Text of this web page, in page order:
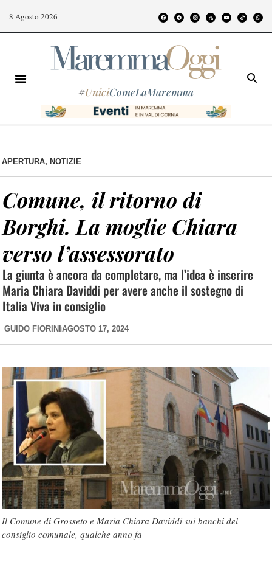
8 Agosto 2026
#UniciComeLaMaremma
APERTURA, NOTIZIE
Comune, il ritorno di
Borghi. La moglie Chiara
verso l’assessorato
La giunta è ancora da completare, ma l’idea è inserire
Maria Chiara Daviddi per avere anche il sostegno di
Italia Viva in consiglio
GUIDO FIORINI AGOSTO 17, 2024
Il Comune di Grosseto e Maria Chiara Daviddi sui banchi del
consiglio comunale, qualche anno fa